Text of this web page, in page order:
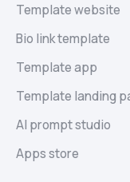
Template website
Bio link template
Template app
Template landing
AI prompt studio
Apps store